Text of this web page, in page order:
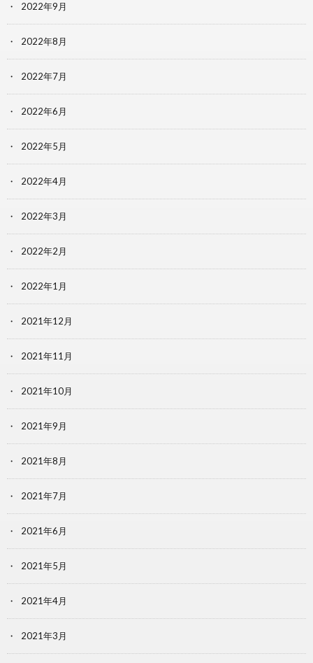
2022年9月
2022年8月
2022年7月
2022年6月
2022年5月
2022年4月
2022年3月
2022年2月
2022年1月
2021年12月
2021年11月
2021年10月
2021年9月
2021年8月
2021年7月
2021年6月
2021年5月
2021年4月
2021年3月